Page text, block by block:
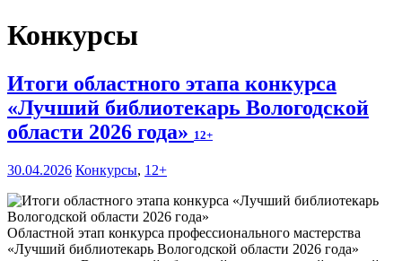
Конкурсы
Итоги областного этапа конкурса
«Лучший библиотекарь Вологодской
области 2026 года» 12+
30.04.2026 Конкурсы, 12+
Областной этап конкурса профессионального мастерства
«Лучший библиотекарь Вологодской области 2026 года»